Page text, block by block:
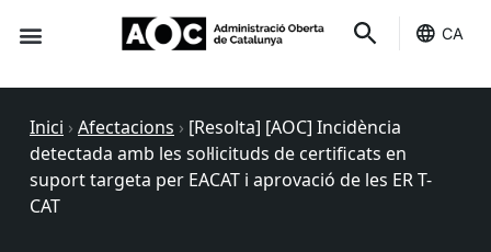
CA
Inici › Afectacions › [Resolta] [AOC] Incidència
detectada amb les sol·licituds de certificats en
suport targeta per EACAT i aprovació de les ER T-
CAT